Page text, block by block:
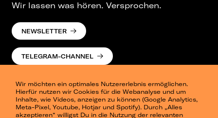
Wir möchten ein optimales Nutzererlebnis ermöglichen.
Hierfür nutzen wir Cookies für die Webanalyse und um
Inhalte, wie Videos, anzeigen zu können (Google Analytics,
Meta-Pixel, Youtube, Hotjar und Spotify). Durch „Alles
akzeptieren“ willigst Du in die Nutzung der relevanten
Wir lassen was hören. Versprochen.
NEWSLETTER
TELEGRAM-CHANNEL